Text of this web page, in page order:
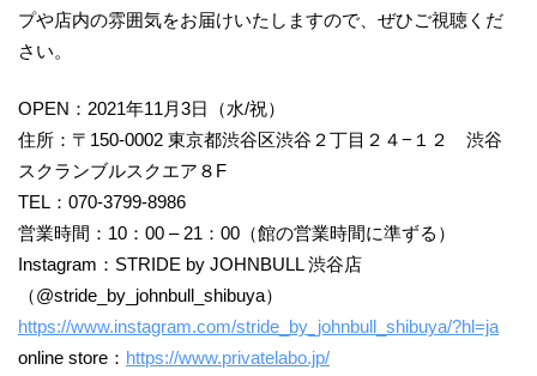
プや店内の雰囲気をお届けいたしますので、ぜひご視聴くだ
さい。
OPEN：2021年11月3日（水/祝）
住所：〒150-0002 東京都渋谷区渋谷２丁目２４−１２ 渋谷
スクランブルスクエア８F
TEL：070-3799-8986
営業時間：10：00 – 21：00（館の営業時間に準ずる）
Instagram：STRIDE by JOHNBULL 渋谷店
（@stride_by_johnbull_shibuya）
https://www.instagram.com/stride_by_johnbull_shibuya/?hl=ja
online store： https://www.privatelabo.jp/